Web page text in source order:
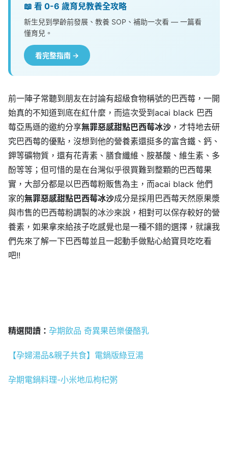
📖 看 0-6 歲育兒教養全攻略
新生兒到學齡前發展、教養 SOP、補助一次看 — 一篇看
懂育兒。
看完整指南 →
前一陣子常聽到朋友在討論有超級食物稱號的巴西莓，一開
始真的不知道到底在紅什麼，而這次受到acai black 巴西
莓亞馬遜的邀約分享無罪惡感甜點巴西莓冰沙 ，才特地去研
究巴西莓的優點，沒想到他的營養素還挺多的富含鐵、鈣、
鉀等礦物質，還有花青素、膳食纖維、胺基酸、維生素、多
酚等等；但可惜的是在台灣似乎很買難到整顆的巴西莓果
實，大部分都是以巴西莓粉販售為主，而acai black 他們
家的無罪惡感甜點巴西莓冰沙成分是採用巴西莓天然原果漿
與市售的巴西莓粉調製的冰沙來說，相對可以保存較好的營
養素，如果拿來給孩子吃感覺也是一種不錯的選擇，就讓我
們先來了解一下巴西莓並且一起動手做點心給寶貝吃吃看
吧!!
精選閱讀： 孕期飲品 奇異果芭樂優酪乳
【孕婦湯品&親子共食】電鍋版綠豆湯
孕期電鍋料理-小米地瓜枸杞粥